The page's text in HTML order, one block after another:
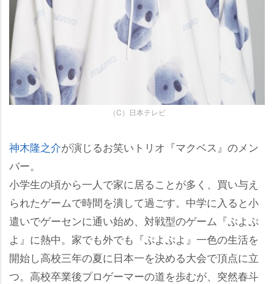
（C）日本テレビ
神木隆之介が演じるお笑いトリオ『マクベス』のメン
バー。
小学生の頃から一人で家に居ることが多く、買い与え
られたゲームで時間を潰して過ごす。中学に入ると小
遣いでゲーセンに通い始め、対戦型のゲーム『ぷよぷ
よ』に熱中。家でも外でも『ぷよぷよ』一色の生活を
開始し高校三年の夏に日本一を決める大会で頂点に立
つ。高校卒業後プロゲーマーの道を歩むが、突然春斗